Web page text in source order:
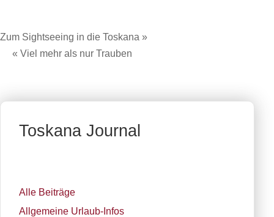
Zum Sightseeing in die Toskana »
« Viel mehr als nur Trauben
Toskana Journal
Alle Beiträge
Allgemeine Urlaub-Infos